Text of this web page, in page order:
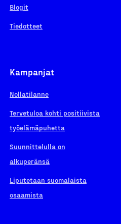
Blogit
Tiedotteet
Kampanjat
Nollatilanne
Tervetuloa kohti positiivista
työelämäpuhetta
Suunnittelulla on
alkuperänsä
Liputetaan suomalaista
osaamista